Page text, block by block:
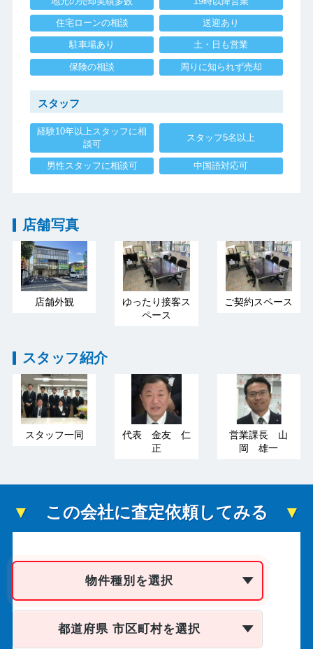
住宅ローンの相談 送迎あり
駐車場あり 土・日も営業
保険の相談 周りに知られず売却
スタッフ
経験10年以上スタッフに相
談可
スタッフ5名以上
男性スタッフに相談可 中国語対応可
店舗写真
店舗外観
ゆったり接客ス
ペース
ご契約スペース
スタッフ紹介
スタッフ一同
代表 金友 仁
正
営業課長 山
岡 雄一
この会社に査定依頼してみる
物件種別を選択
都道府県 市区町村を選択